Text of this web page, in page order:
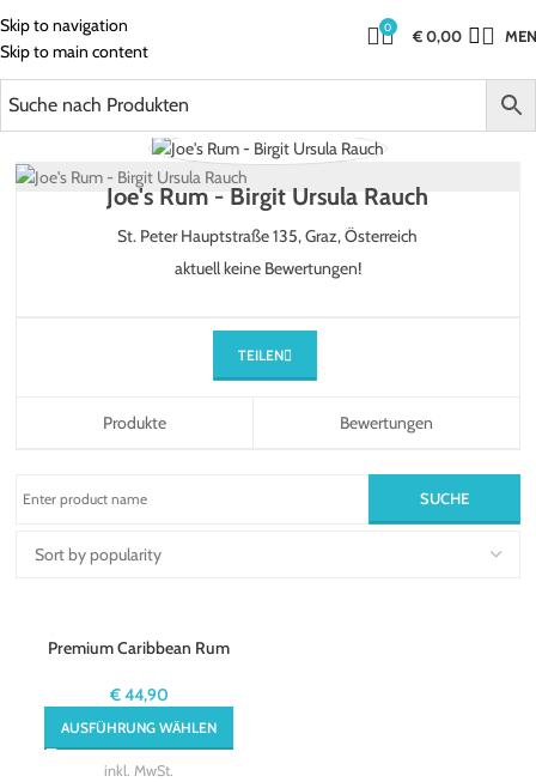
Skip to navigation
Skip to main content
0 €0,00
Joe's Rum - Birgit Ursula Rauch
St. Peter Hauptstraße 135,Graz,Österreich
aktuell keine Bewertungen!
TEILEN
Produkte Bewertungen
Premium Caribbean Rum
€44,90
AUSFÜHRUNG WÄHLEN
inkl. MwSt.